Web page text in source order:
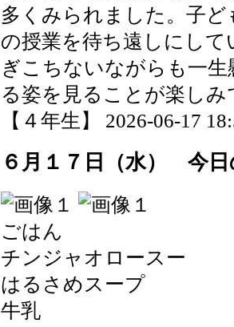
多くみられました。子
の授業を待ち遠しにし
ぎこちないながらも一
る姿を見ることが楽しみ
【４年生】 2026-06-17
６月１７日（水） 今日
ごはん
チンジャオロースー
はるさめスープ
牛乳